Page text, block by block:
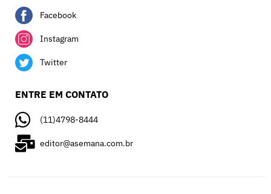
Facebook
Instagram
Twitter
ENTRE EM CONTATO
(11)4798-8444
editor@asemana.com.br